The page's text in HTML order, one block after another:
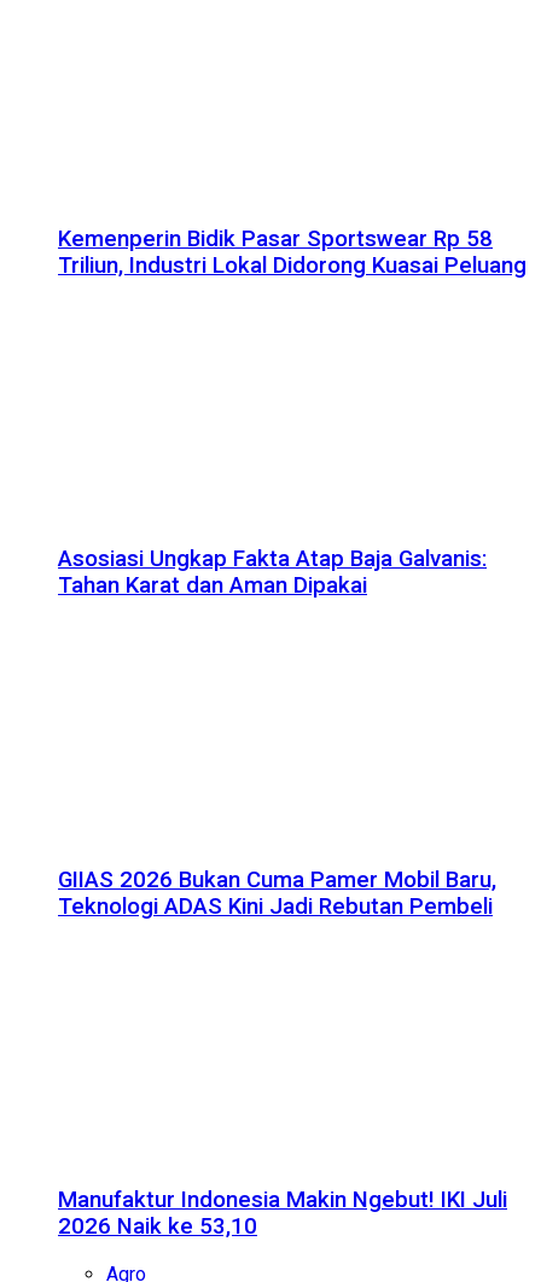
Kemenperin Bidik Pasar Sportswear Rp 58
Triliun, Industri Lokal Didorong Kuasai Peluang
Asosiasi Ungkap Fakta Atap Baja Galvanis:
Tahan Karat dan Aman Dipakai
GIIAS 2026 Bukan Cuma Pamer Mobil Baru,
Teknologi ADAS Kini Jadi Rebutan Pembeli
Manufaktur Indonesia Makin Ngebut! IKI Juli
2026 Naik ke 53,10
Agro